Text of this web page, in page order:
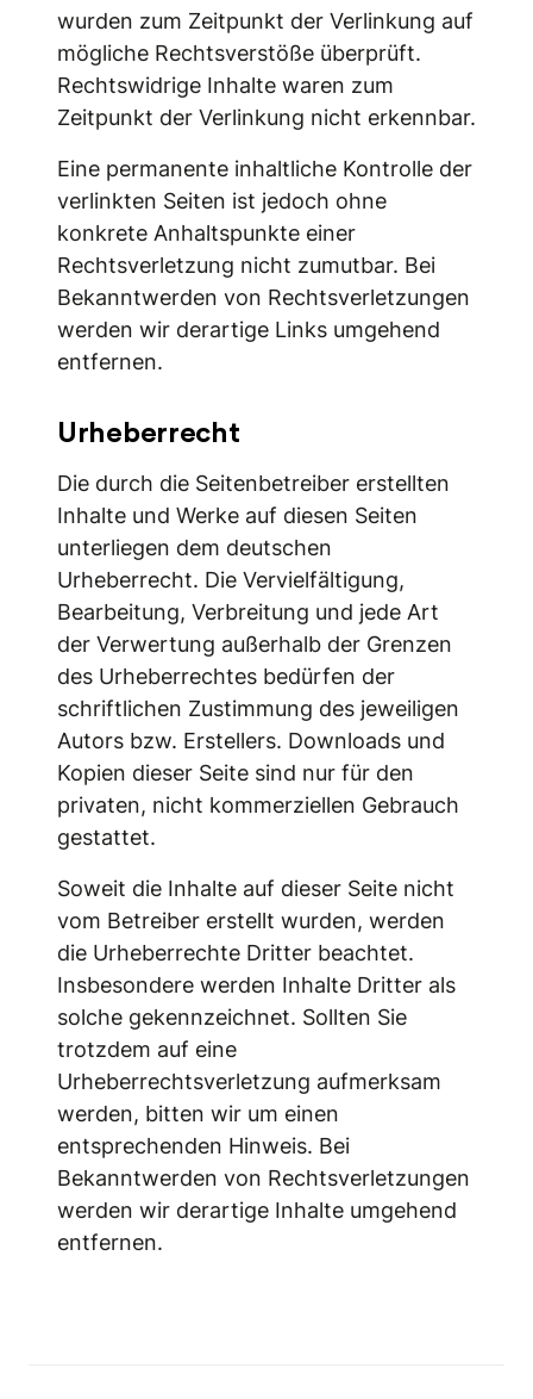
wurden zum Zeitpunkt der Verlinkung auf
mögliche Rechtsverstöße überprüft.
Rechtswidrige Inhalte waren zum
Zeitpunkt der Verlinkung nicht erkennbar.
Eine permanente inhaltliche Kontrolle der
verlinkten Seiten ist jedoch ohne
konkrete Anhaltspunkte einer
Rechtsverletzung nicht zumutbar. Bei
Bekanntwerden von Rechtsverletzungen
werden wir derartige Links umgehend
entfernen.
Urheberrecht
Die durch die Seitenbetreiber erstellten
Inhalte und Werke auf diesen Seiten
unterliegen dem deutschen
Urheberrecht. Die Vervielfältigung,
Bearbeitung, Verbreitung und jede Art
der Verwertung außerhalb der Grenzen
des Urheberrechtes bedürfen der
schriftlichen Zustimmung des jeweiligen
Autors bzw. Erstellers. Downloads und
Kopien dieser Seite sind nur für den
privaten, nicht kommerziellen Gebrauch
gestattet.
Soweit die Inhalte auf dieser Seite nicht
vom Betreiber erstellt wurden, werden
die Urheberrechte Dritter beachtet.
Insbesondere werden Inhalte Dritter als
solche gekennzeichnet. Sollten Sie
trotzdem auf eine
Urheberrechtsverletzung aufmerksam
werden, bitten wir um einen
entsprechenden Hinweis. Bei
Bekanntwerden von Rechtsverletzungen
werden wir derartige Inhalte umgehend
entfernen.